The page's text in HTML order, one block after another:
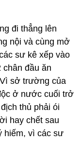
đi thẳng lên
nội và cùng mở
sư kê xếp vào
chân đầu ăn
sở trường của
ở nước cuối trở
thủ phải ói
hay chết sau
hiếm, vì các sư